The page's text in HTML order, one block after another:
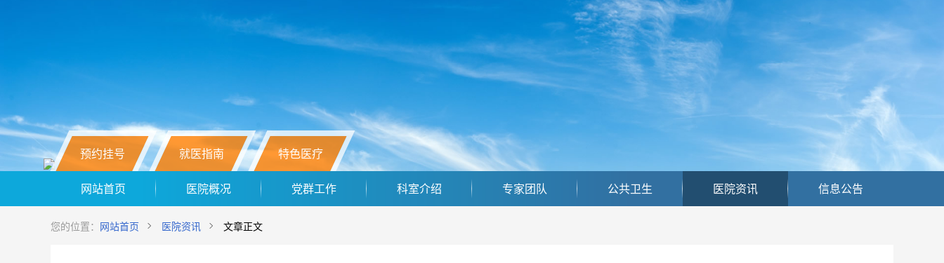
预约挂号 就医指南 特色医疗
网站首页 医院概况 党群工作 科室介绍 专家团队 公共卫生 医院资讯 信息公告
您的位置： 网站首页 医院资讯 文章正文